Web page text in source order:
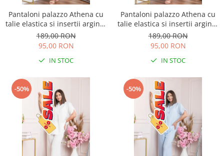
Pantaloni palazzo Athena cu
talie elastica si insertii argintii
- Roz pudrat
189,00 RON
95,00 RON
IN STOC
Pantaloni palazzo Athena cu
talie elastica si insertii argintii
- Lila
189,00 RON
95,00 RON
IN STOC
-50% -50%